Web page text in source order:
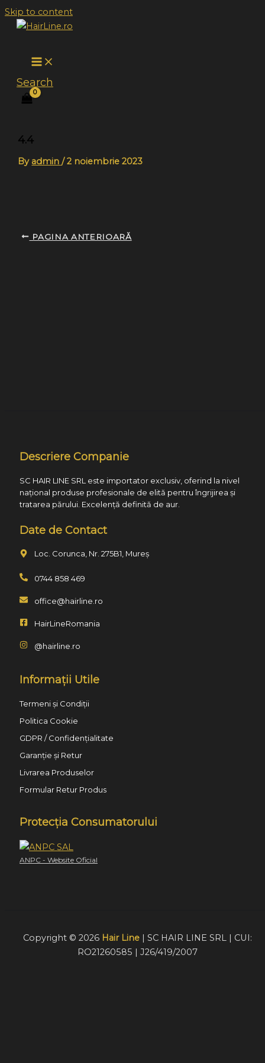
Skip to content
Search
4.4
By admin/2 noiembrie 2023
PAGINA ANTERIOARĂ
Descriere Companie
SC HAIR LINE SRL este importator exclusiv, oferind la nivel
național produse profesionale de elită pentru îngrijirea și
tratarea părului. Excelență definită de aur.
Date de Contact
Loc. Corunca, Nr. 275B1, Mureș
0744 858 469
office@hairline.ro
HairLineRomania
@hairline.ro
Informații Utile
Termeni și Condiții
Politica Cookie
GDPR / Confidențialitate
Garanție și Retur
Livrarea Produselor
Formular Retur Produs
Protecția Consumatorului
ANPC - Website Oficial
Copyright © 2026 Hair Line| SC HAIR LINE SRL | CUI:
RO21260585 | J26/419/2007